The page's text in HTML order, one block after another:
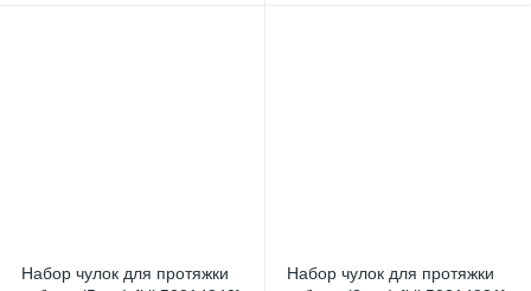
Набор чулок для протяжки
Набор чулок для протяжки